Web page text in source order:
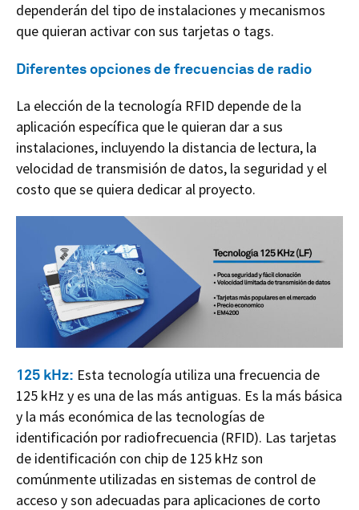
dependerán del tipo de instalaciones y mecanismos
que quieran activar con sus tarjetas o tags.
Diferentes opciones de frecuencias de radio
La elección de la tecnología RFID depende de la
aplicación específica que le quieran dar a sus
instalaciones, incluyendo la distancia de lectura, la
velocidad de transmisión de datos, la seguridad y el
costo que se quiera dedicar al proyecto.
125 kHz: Esta tecnología utiliza una frecuencia de
125 kHz y es una de las más antiguas. Es la más básica
y la más económica de las tecnologías de
identificación por radiofrecuencia (RFID). Las tarjetas
de identificación con chip de 125 kHz son
comúnmente utilizadas en sistemas de control de
acceso y son adecuadas para aplicaciones de corto